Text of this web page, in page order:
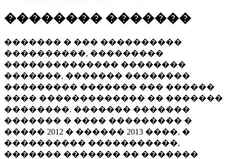
�������� �������
������� � ��� ����������
����������, ���������
�������������� ��������
�������, ������� ��������
��������� ������� ��� ������
���� ������������� �� �������
��������. ������� �������
������� � ���� ��������� �
����� 2012 � ������ 2013 ����, �
���������� �����������,
������� ������� �� �������